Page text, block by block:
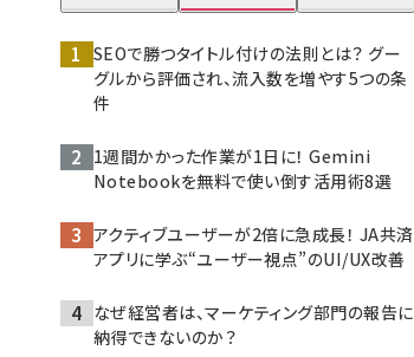
SEOで勝つタイトル付けの法則とは？ グー
グルから評価され、流入数を増やす5つの条
件
1週間かかった作業が1日に！ Gemini
Notebookを無料で使い倒す活用術8選
アクティブユーザーが2倍に急成長！ JA共済
アプリに学ぶ“ユーザー視点”のUI/UX改善
なぜ経営者は、マーケティング部門の報告に
納得できないのか？